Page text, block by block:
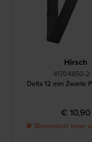
Hirsch
41704850-2-
Delta 12 mm Zwarte
€ 10,90
● Binnenkort weer